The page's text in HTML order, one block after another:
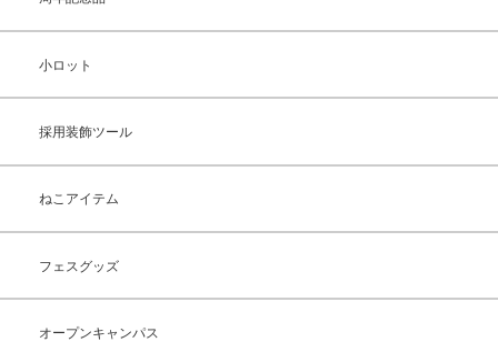
小ロット
採用装飾ツール
ねこアイテム
フェスグッズ
オープンキャンパス